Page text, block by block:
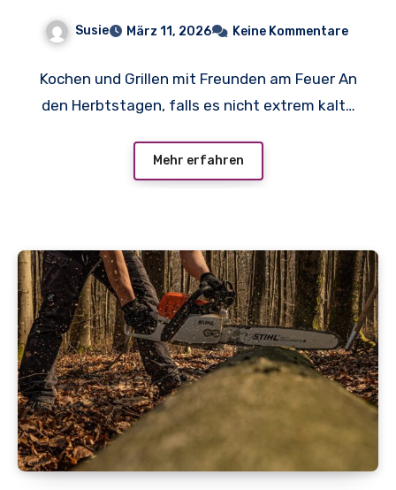
Susie März 11, 2026 Keine Kommentare
Kochen und Grillen mit Freunden am Feuer An
den Herbtstagen, falls es nicht extrem kalt…
Mehr erfahren